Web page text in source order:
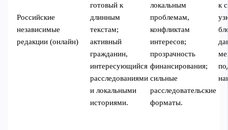
Российские
независимые
редакции (онлайн)
готовый к
длинным
текстам;
активный
гражданин,
интересующийся
расследованиями
и локальными
историями.
локальным
проблемам,
конфликтам
интересов;
прозрачность
финансирования;
сильные
расследовательские
форматы.
к